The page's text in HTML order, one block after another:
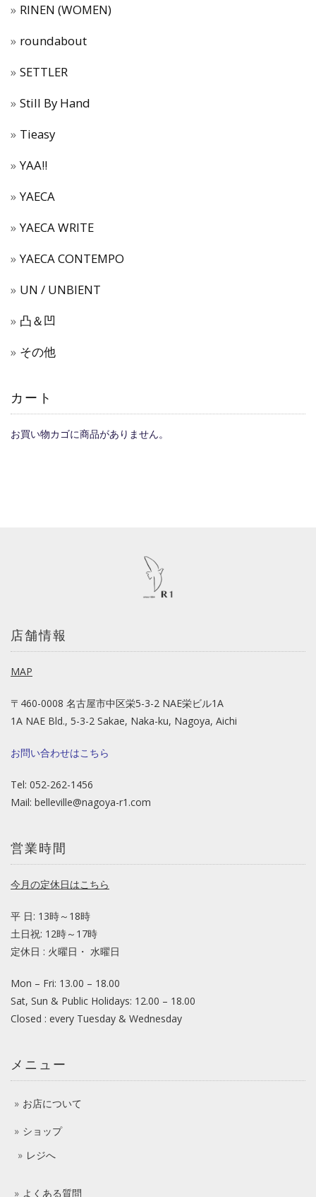
RINEN (WOMEN)
roundabout
SETTLER
Still By Hand
Tieasy
YAA!!
YAECA
YAECA WRITE
YAECA CONTEMPO
UN / UNBIENT
凸＆凹
その他
カート
お買い物カゴに商品がありません。
店舗情報
MAP
〒460-0008 名古屋市中区栄5-3-2 NAE栄ビル1A
1A NAE Bld., 5-3-2 Sakae, Naka-ku, Nagoya, Aichi
お問い合わせはこちら
Tel: 052-262-1456
Mail: belleville@nagoya-r1.com
営業時間
今月の定休日はこちら
平 日: 13時～18時
土日祝: 12時～17時
定休日 : 火曜日・ 水曜日
Mon – Fri: 13.00 – 18.00
Sat, Sun & Public Holidays: 12.00 – 18.00
Closed : every Tuesday & Wednesday
メニュー
お店について
ショップ
レジへ
よくある質問